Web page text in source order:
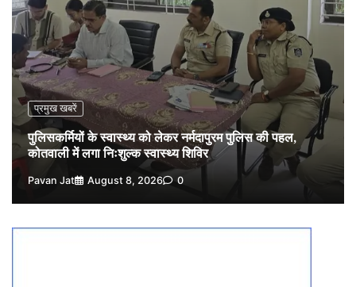
4 Pavan Jat August 6, 2026 0
5
वेयरहाउस कॉरपोरेशन के जिला प्रबंधक पर केस दर्ज, फरार;
क्लर्क को मिली कमान, ‘चाबी के खेल’ पर फिर उठे सवाल
Pavan Jat August 5, 2026 0
प्रमुख खबरें
पुलिसकर्मियों के स्वास्थ्य को लेकर नर्मदापुरम पुलिस की पहल,
कोतवाली में लगा निःशुल्क स्वास्थ्य शिविर
Pavan Jat August 8, 2026 0